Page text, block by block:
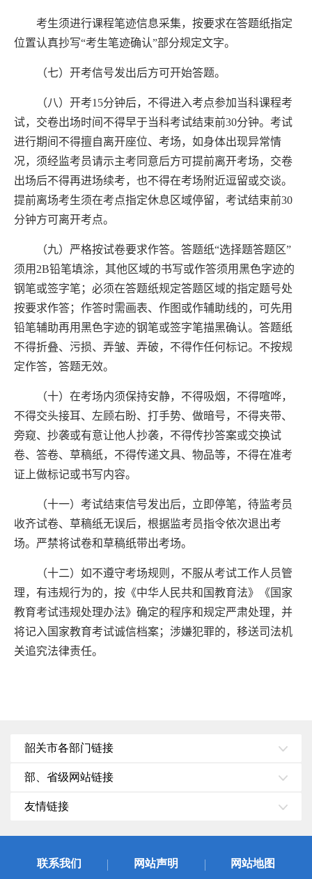
考生须进行课程笔迹信息采集，按要求在答题纸指定
位置认真抄写“考生笔迹确认”部分规定文字。
（七）开考信号发出后方可开始答题。
（八）开考15分钟后，不得进入考点参加当科课程考
试，交卷出场时间不得早于当科考试结束前30分钟。考试
进行期间不得擅自离开座位、考场，如身体出现异常情
况，须经监考员请示主考同意后方可提前离开考场，交卷
出场后不得再进场续考，也不得在考场附近逗留或交谈。
提前离场考生须在考点指定休息区域停留，考试结束前30
分钟方可离开考点。
（九）严格按试卷要求作答。答题纸“选择题答题区”
须用 2B铅笔填涂，其他区域的书写或作答须用黑色字迹的
钢笔或签字笔；必须在答题纸规定答题区域的指定题号处
按要求作答；作答时需画表、作图或作辅助线的，可先用
铅笔辅助再用黑色字迹的钢笔或签字笔描黑确认。答题纸
不得折叠、污损、弄皱、弄破，不得作任何标记。不按规
定作答，答题无效。
（十）在考场内须保持安静，不得吸烟，不得喧哗，
不得交头接耳、左顾右盼、打手势、做暗号，不得夹带、
旁窥、抄袭或有意让他人抄袭，不得传抄答案或交换试
卷、答卷、草稿纸，不得传递文具、物品等，不得在准考
证上做标记或书写内容。
（十一）考试结束信号发出后，立即停笔，待监考员
收齐试卷、草稿纸无误后，根据监考员指令依次退出考
场。严禁将试卷和草稿纸带出考场。
（十二）如不遵守考场规则，不服从考试工作人员管
理，有违规行为的，按《中华人民共和国教育法》《国家
教育考试违规处理办法》确定的程序和规定严肃处理，并
将记入国家教育考试诚信档案；涉嫌犯罪的，移送司法机
关追究法律责任。
韶关市各部门链接
部、省级网站链接
友情链接
联系我们 网站声明 网站地图